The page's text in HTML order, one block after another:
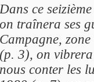
Dans ce
on traînera ses
Campagne,
(p. 3), on
nous conter les